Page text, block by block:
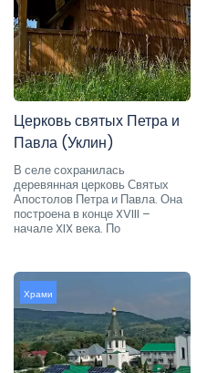
Церковь святых Петра и
Павла (Уклин)
В селе сохранилась
деревянная церковь Святых
Апостолов Петра и Павла. Она
построена в конце XVIII –
начале XIX века. По
Храми